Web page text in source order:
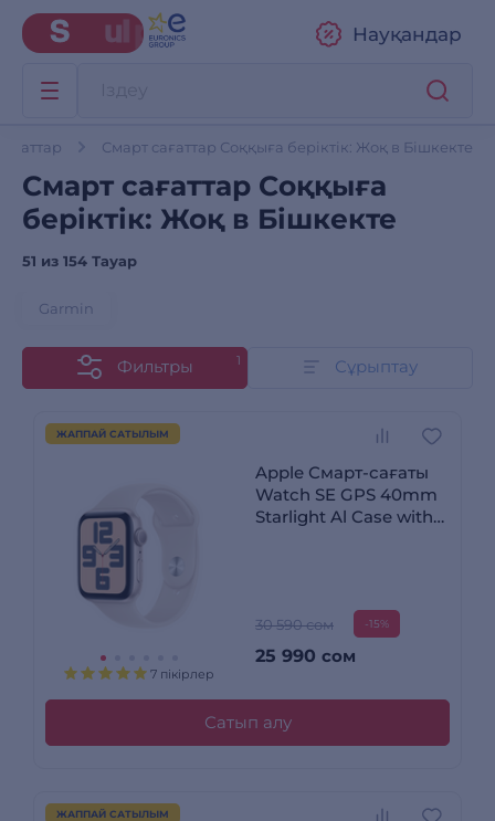
Науқандар
Смарт сағаттар Соққыға беріктік: Жоқ в Бішкекте
Смарт сағаттар Соққыға
беріктік: Жоқ в Бішкекте
51 из 154 Тауар
Garmin
Фильтры 1 Сұрыптау
ЖАППАЙ САТЫЛЫМ
7 пікірлер
Apple Смарт-сағаты
Watch SE GPS 40mm
Starlight Al Case with
30 590 сом -15%
25 990 сом
Сатып алу
ЖАППАЙ САТЫЛЫМ